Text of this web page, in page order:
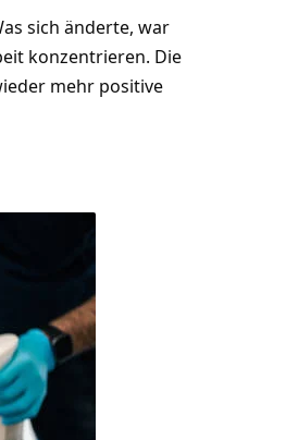
sich änderte, war
konzentrieren. Die
mehr positive